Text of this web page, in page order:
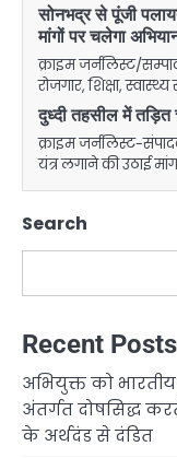
सोनभद्र से पूंजी
मांगों पर चलेगा
क्राइम जर्नलिस्ट/
रोजगार, शिक्षा,
दुध्दी तहसील में
क्राइम जर्नलिस्ट-
यंत्र लगाने की उठाई
Search
Recent Posts
अभियुक्त को
अंतर्गत दोषसिद्ध
के अर्थदंड से दंडित